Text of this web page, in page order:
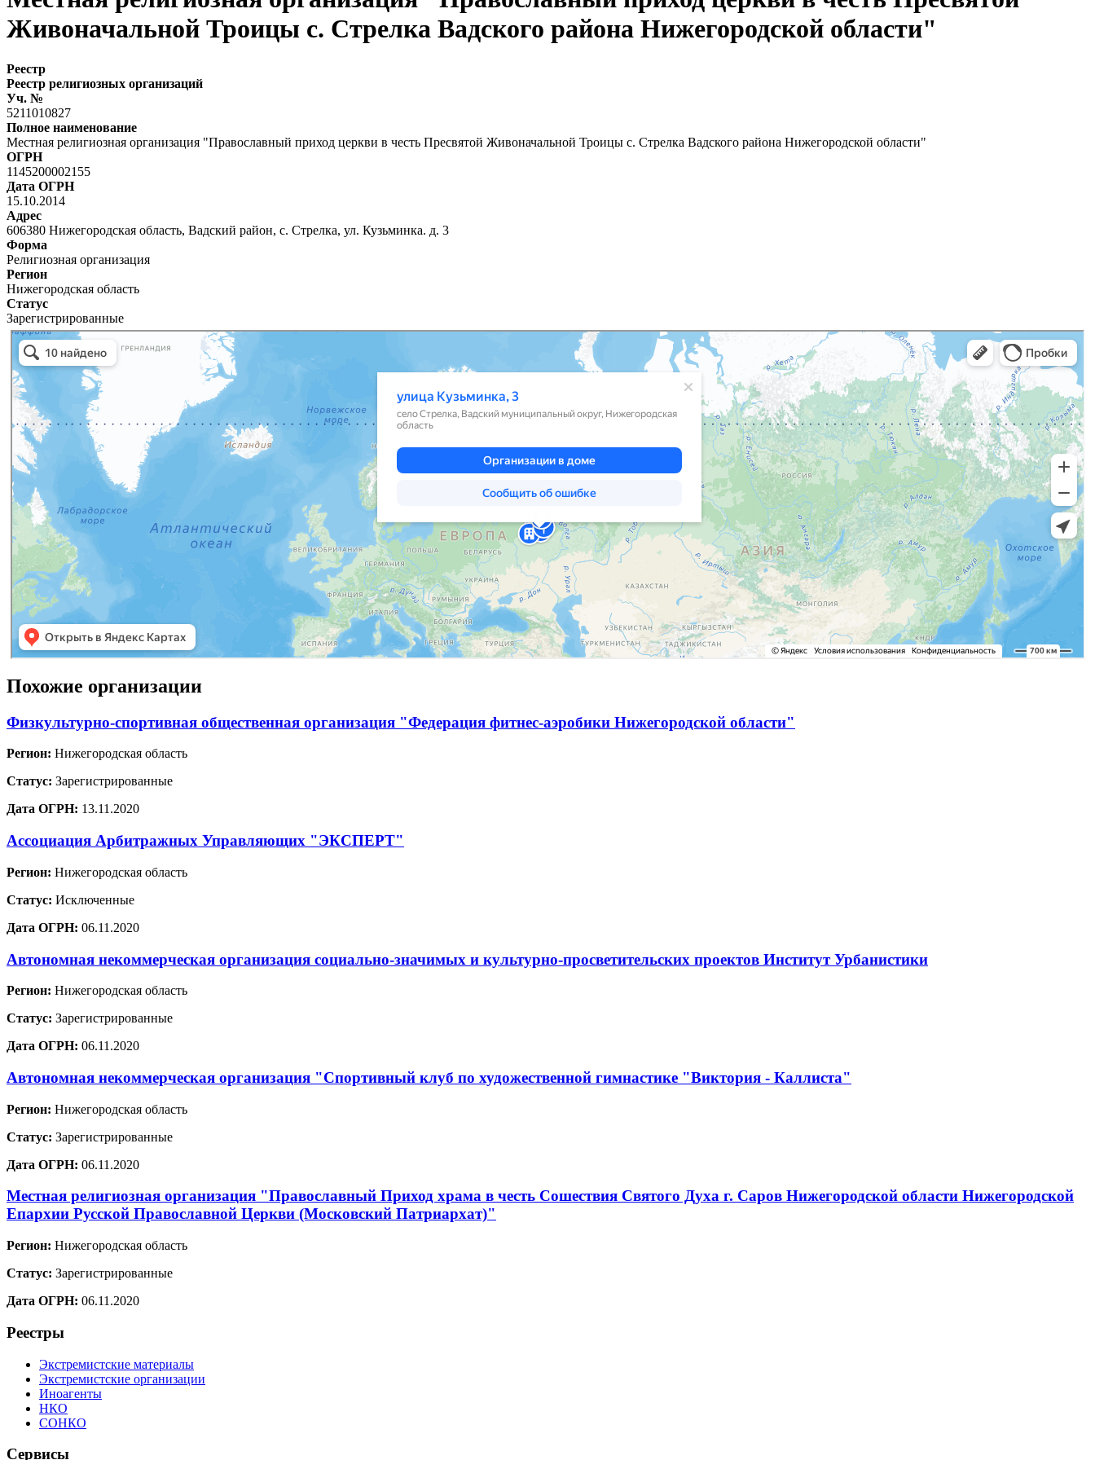
Живоначальной Троицы с. Стрелка Вадского района Нижегородской области"
Реестр
Реестр религиозных организаций
Уч. №
5211010827
Полное наименование
Местная религиозная организация "Православный приход церкви в честь Пресвятой Живоначальной Троицы с. Стрелка Вадского района Нижегородской области"
ОГРН
1145200002155
Дата ОГРН
15.10.2014
Адрес
606380 Нижегородская область, Вадский район, с. Стрелка, ул. Кузьминка. д. 3
Форма
Религиозная организация
Регион
Нижегородская область
Статус
Зарегистрированные
Похожие организации
Физкультурно-спортивная общественная организация "Федерация фитнес-аэробики Нижегородской области"
Регион: Нижегородская область
Статус: Зарегистрированные
Дата ОГРН: 13.11.2020
Ассоциация Арбитражных Управляющих "ЭКСПЕРТ"
Регион: Нижегородская область
Статус: Исключенные
Дата ОГРН: 06.11.2020
Автономная некоммерческая организация социально-значимых и культурно-просветительских проектов Институт Урбанистики
Регион: Нижегородская область
Статус: Зарегистрированные
Дата ОГРН: 06.11.2020
Автономная некоммерческая организация "Спортивный клуб по художественной гимнастике "Виктория - Каллиста"
Регион: Нижегородская область
Статус: Зарегистрированные
Дата ОГРН: 06.11.2020
Местная религиозная организация "Православный Приход храма в честь Сошествия Святого Духа г. Саров Нижегородской области Нижегородской
Епархии Русской Православной Церкви (Московский Патриархат)"
Регион: Нижегородская область
Статус: Зарегистрированные
Дата ОГРН: 06.11.2020
Реестры
Экстремистские материалы
Экстремистские организации
Иноагенты
НКО
СОНКО
Сервисы